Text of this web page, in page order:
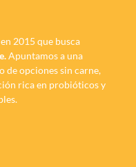
2015 que busca
Apuntamos a una
de opciones sin carne,
rica en probióticos y